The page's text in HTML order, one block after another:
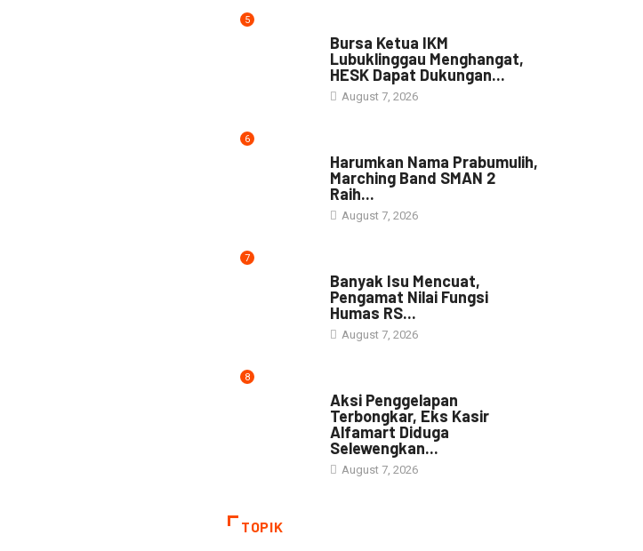
5
Bursa Ketua IKM
Lubuklinggau Menghangat,
HESK Dapat Dukungan...
August 7, 2026
6
Harumkan Nama Prabumulih,
Marching Band SMAN 2
Raih...
August 7, 2026
7
Banyak Isu Mencuat,
Pengamat Nilai Fungsi
Humas RS...
August 7, 2026
8
Aksi Penggelapan
Terbongkar, Eks Kasir
Alfamart Diduga
Selewengkan...
August 7, 2026
TOPIK